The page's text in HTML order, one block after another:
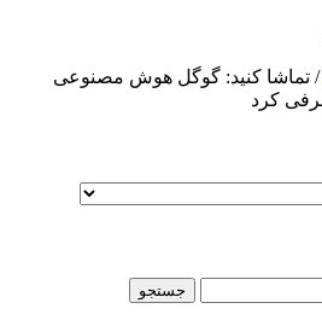
/ تماشا کنید: گوگل هوش مصنوعی